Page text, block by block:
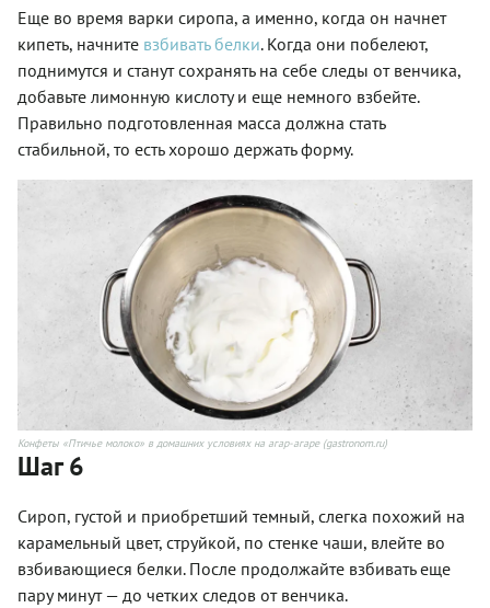
Еще во время варки сиропа, а именно, когда он начнет
кипеть, начните взбивать белки. Когда они побелеют,
поднимутся и станут сохранять на себе следы от венчика,
добавьте лимонную кислоту и еще немного взбейте.
Правильно подготовленная масса должна стать
стабильной, то есть хорошо держать форму.
Конфеты «Птичье молоко» в домашних условиях на агар-агаре (gastronom.ru)
Шаг 6
Сироп, густой и приобретший темный, слегка похожий на
карамельный цвет, струйкой, по стенке чаши, влейте во
взбивающиеся белки. После продолжайте взбивать еще
пару минут — до четких следов от венчика.